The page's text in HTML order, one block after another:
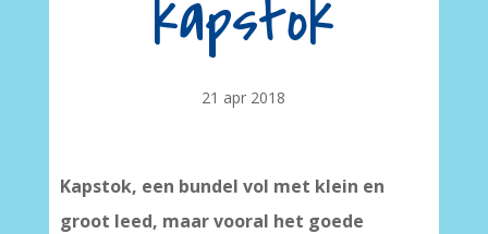
kapstok
21 apr 2018
Kapstok, een bundel vol met klein en
groot leed, maar vooral het goede